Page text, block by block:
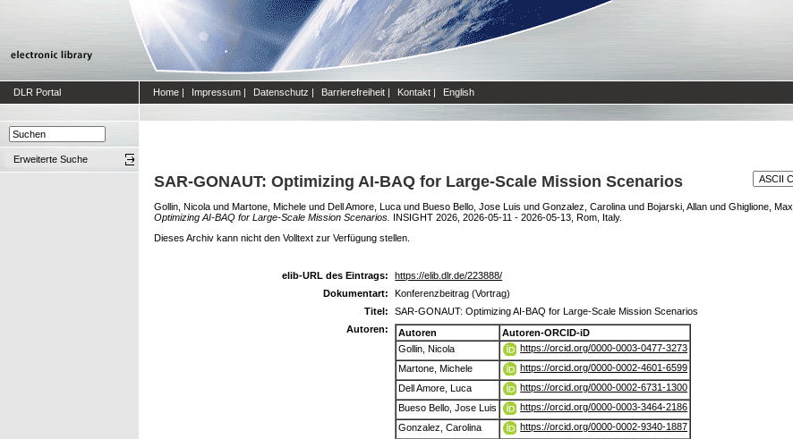
DLR Portal Home | Impressum | Datenschutz | Barrierefreiheit | Kontakt | English
Erweiterte Suche
SAR-GONAUT: Optimizing AI-BAQ for Large-Scale Mission Scenarios
Gollin, Nicola und Martone, Michele und Dell Amore, Luca und Bueso Bello, Jose Luis und Gonzalez, Carolina und Bojarski, Allan und Ghiglione, Max
Optimizing AI-BAQ for Large-Scale Mission Scenarios. INSIGHT 2026, 2026-05-11 - 2026-05-13, Rom, Italy.
Dieses Archiv kann nicht den Volltext zur Verfügung stellen.
elib-URL des Eintrags:
https://elib.dlr.de/223888/
Dokumentart:
Konferenzbeitrag (Vortrag)
Titel:
SAR-GONAUT: Optimizing AI-BAQ for Large-Scale Mission Scenarios
Autoren:
Autoren
Autoren-ORCID-iD
Gollin, Nicola
https://orcid.org/0000-0003-0477-3273
Martone, Michele
https://orcid.org/0000-0002-4601-6599
Dell Amore, Luca
https://orcid.org/0000-0002-6731-1300
Bueso Bello, Jose Luis
https://orcid.org/0000-0003-3464-2186
Gonzalez, Carolina
https://orcid.org/0000-0002-9340-1887